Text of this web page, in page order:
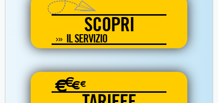
SCOPRI
IL SERVIZIO
€€€€